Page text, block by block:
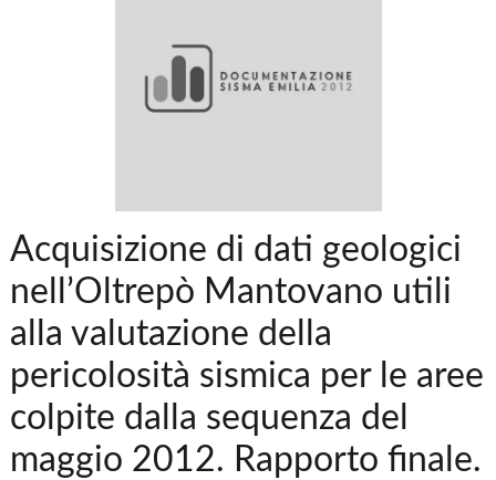
Acquisizione di dati geologici
nell’Oltrepò Mantovano utili
alla valutazione della
pericolosità sismica per le aree
colpite dalla sequenza del
maggio 2012. Rapporto finale.